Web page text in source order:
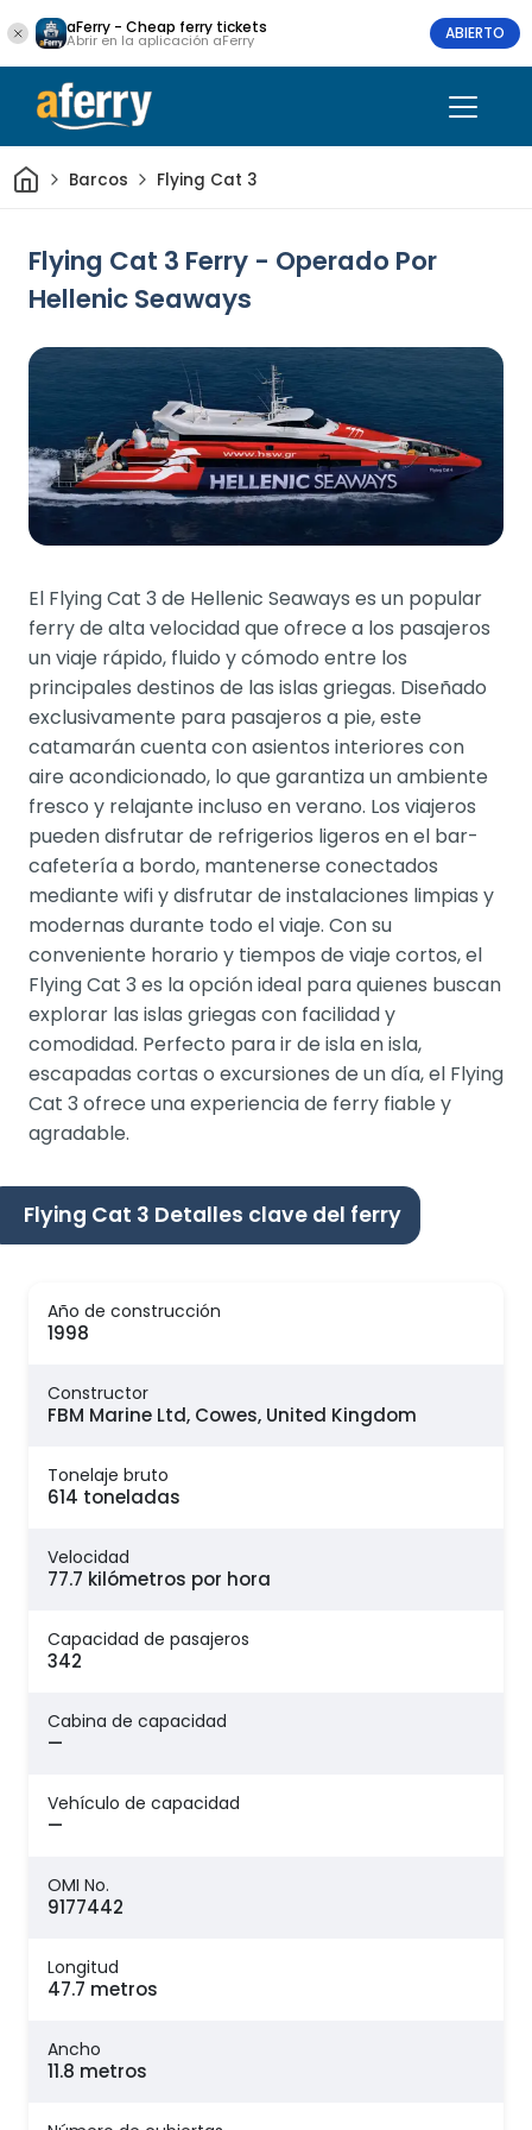
aFerry - Cheap ferry tickets
Abrir en la aplicación aFerry ABIERTO
InicioBarcos Flying Cat 3
Flying Cat 3 Ferry - Operado Por
Hellenic Seaways
El Flying Cat 3 de Hellenic Seaways es un popular
ferry de alta velocidad que ofrece a los pasajeros
un viaje rápido, fluido y cómodo entre los
principales destinos de las islas griegas. Diseñado
exclusivamente para pasajeros a pie, este
catamarán cuenta con asientos interiores con
aire acondicionado, lo que garantiza un ambiente
fresco y relajante incluso en verano. Los viajeros
pueden disfrutar de refrigerios ligeros en el bar-
cafetería a bordo, mantenerse conectados
mediante wifi y disfrutar de instalaciones limpias y
modernas durante todo el viaje. Con su
conveniente horario y tiempos de viaje cortos, el
Flying Cat 3 es la opción ideal para quienes buscan
explorar las islas griegas con facilidad y
comodidad. Perfecto para ir de isla en isla,
escapadas cortas o excursiones de un día, el Flying
Cat 3 ofrece una experiencia de ferry fiable y
agradable.
Flying Cat 3 Detalles clave del ferry
Año de construcción
1998
Constructor
FBM Marine Ltd, Cowes, United Kingdom
Tonelaje bruto
614 toneladas
Velocidad
77.7 kilómetros por hora
Capacidad de pasajeros
342
Cabina de capacidad
—
Vehículo de capacidad
—
OMI No.
9177442
Longitud
47.7 metros
Ancho
11.8 metros